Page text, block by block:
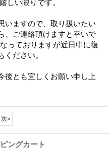
しい限りです。
いますので、取り扱いたい
、ご連絡頂けますと幸いで
っておりますが近日中に復
ださい。
後とも宜しくお願い申し上
次»
ングカート